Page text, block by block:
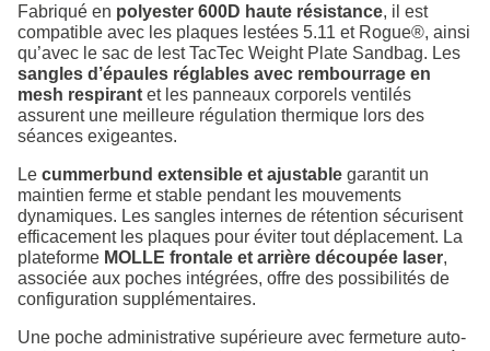
Fabriqué en polyester 600D haute résistance, il est
compatible avec les plaques lestées 5.11 et Rogue®, ainsi
qu’avec le sac de lest TacTec Weight Plate Sandbag. Les
sangles d’épaules réglables avec rembourrage en
mesh respirant et les panneaux corporels ventilés
assurent une meilleure régulation thermique lors des
séances exigeantes.
Le cummerbund extensible et ajustable garantit un
maintien ferme et stable pendant les mouvements
dynamiques. Les sangles internes de rétention sécurisent
efficacement les plaques pour éviter tout déplacement. La
plateforme MOLLE frontale et arrière découpée laser,
associée aux poches intégrées, offre des possibilités de
configuration supplémentaires.
Une poche administrative supérieure avec fermeture auto-